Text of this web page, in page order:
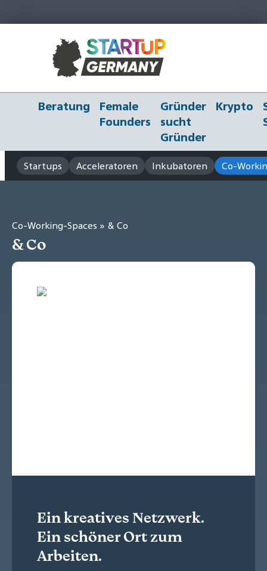
Beratung
Female
Founders
Gründer
sucht
Gründer
Krypto
Startups Acceleratoren Inkubatoren Co-
Co-Working-Spaces » & Co
& Co
Ein kreatives Netzwerk.
Ein schöner Ort zum
Arbeiten.